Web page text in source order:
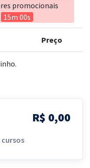
promocionais
15m 00s
Preço
R$ 0,00